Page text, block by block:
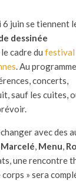
6 juin se tiennent
dessinée
le cadre du festival
. Au
concerts,
sauf les cuites,
avec des
Marcelé, Menu,
une rencontre
» sera